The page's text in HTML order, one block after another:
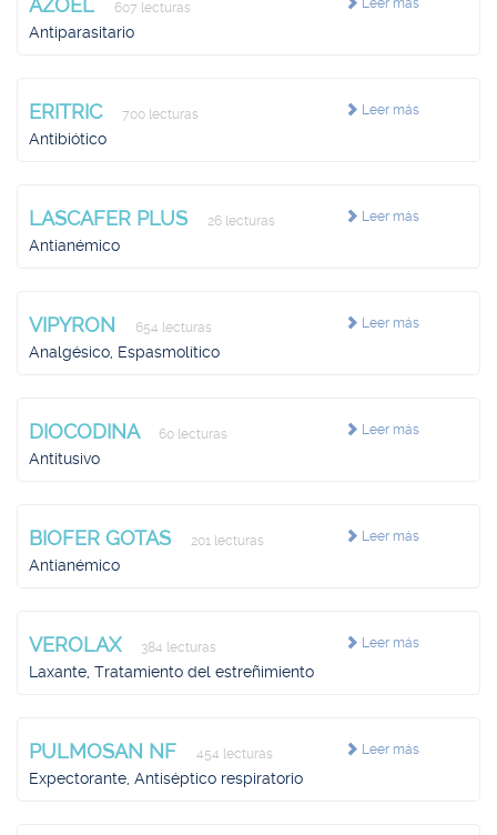
Leer más
AZOEL 607 lecturas
Antiparasitario
Leer más
ERITRIC 700 lecturas
Antibiótico
Leer más
LASCAFER PLUS 26 lecturas
Antianémico
Leer más
VIPYRON 654 lecturas
Analgésico, Espasmolítico
Leer más
DIOCODINA 60 lecturas
Antitusivo
Leer más
BIOFER GOTAS 201 lecturas
Antianémico
Leer más
VEROLAX 384 lecturas
Laxante, Tratamiento del estreñimiento
Leer más
PULMOSAN NF 454 lecturas
Expectorante, Antiséptico respiratorio